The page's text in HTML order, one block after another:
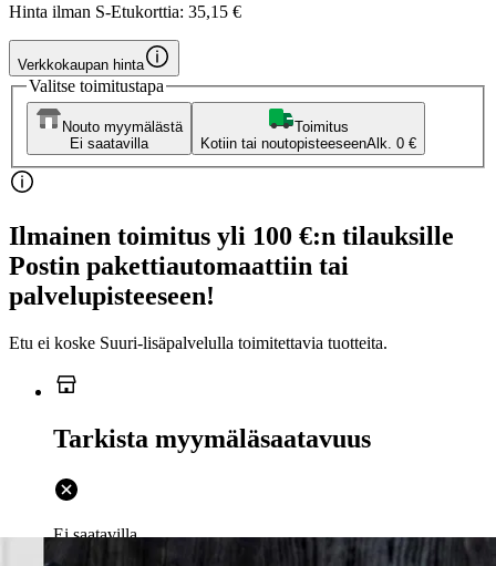
Hinta ilman S-Etukorttia: 35,15 €
Verkkokaupan hinta
Valitse toimitustapa
Nouto myymälästä
Ei saatavilla
Toimitus
Kotiin tai noutopisteeseenAlk. 0 €
Ilmainen toimitus yli 100 €:n tilauksille
Postin pakettiautomaattiin tai
palvelupisteeseen!
Etu ei koske Suuri‑lisäpalvelulla toimitettavia tuotteita.
Tarkista myymäläsaatavuus
Ei saatavilla